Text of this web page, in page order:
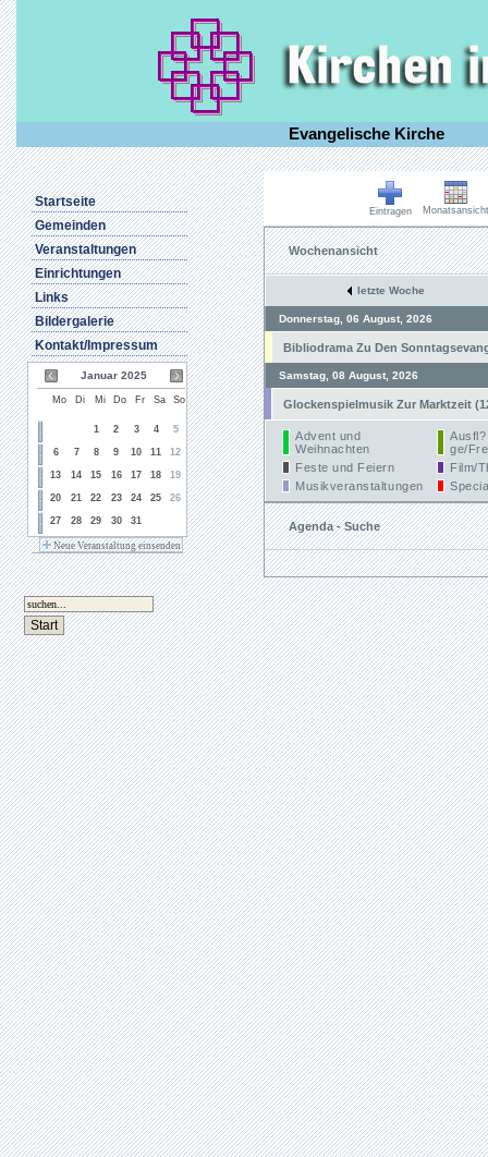
Evangelische Kirche
Startseite
Gemeinden
Veranstaltungen
Einrichtungen
Links
Bildergalerie
Kontakt/Impressum
Januar 2025
Mo Di Mi Do Fr Sa So
1 2 3 4 5
6 7 8 9 10 11 12
13 14 15 16 17 18 19
20 21 22 23 24 25 26
27 28 29 30 31
Neue Veranstaltung einsenden
Eintragen Monatsansicht
Wochenansicht
letzte Woche
Donnerstag, 06 August, 2026
Bibliodrama Zu Den
Samstag, 08 August, 2026
Glockenspielmusik Zur Marktzeit
Advent und
Weihnachten
Ausfl?
ge/
Feste und Feiern
Film/
Musikveranstaltungen
Agenda - Suche